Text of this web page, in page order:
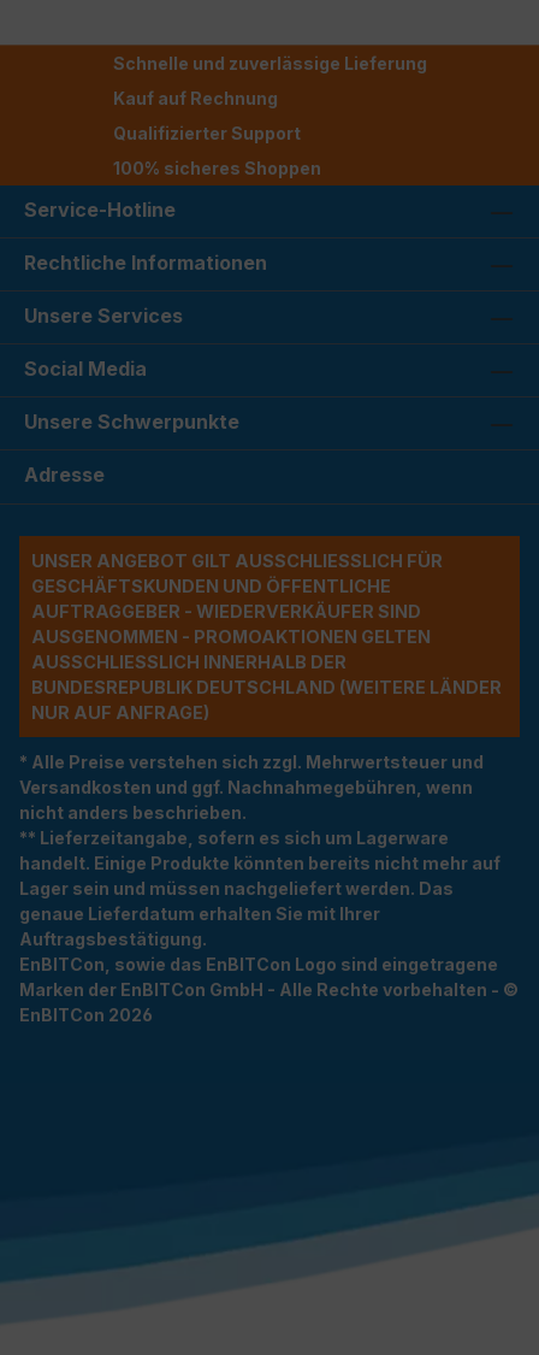
Schnelle und zuverlässige Lieferung
Kauf auf Rechnung
Qualifizierter Support
100% sicheres Shoppen
Service-Hotline
Rechtliche Informationen
Unsere Services
Social Media
Unsere Schwerpunkte
Adresse
UNSER ANGEBOT GILT AUSSCHLIESSLICH FÜR G
ESCHÄFTSKUNDEN UND ÖFFENTLICHE A
UFTRAGGEBER - WIEDERVERKÄUFER SIND A
USGENOMMEN - PROMOAKTIONEN GELTEN A
USSCHLIESSLICH INNERHALB DER BU
NDESREPUBLIK DEUTSCHLAND (WEITERE LÄNDER NU
R AUF ANFRAGE)
* Alle Preise verstehen sich zzgl. Mehrwertsteuer und
Versandkosten und ggf. Nachnahmegebühren, wenn
nicht anders beschrieben.
** Lieferzeitangabe, sofern es sich um Lagerware
handelt. Einige Produkte könnten bereits nicht mehr auf
Lager sein und müssen nachgeliefert werden. Das
genaue Lieferdatum erhalten Sie mit Ihrer
Auftragsbestätigung.
EnBITCon, sowie das EnBITCon Logo sind eingetragene
Marken der EnBITCon GmbH - Alle Rechte vorbehalten - ©
EnBITCon 2026